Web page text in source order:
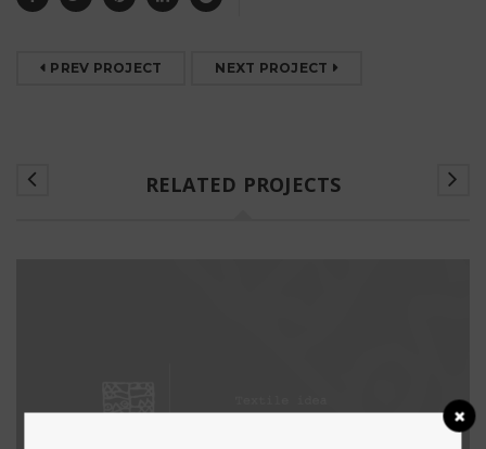
PREV PROJECT NEXT PROJECT
RELATED PROJECTS